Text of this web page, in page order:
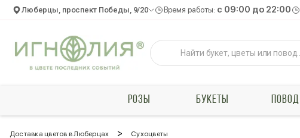
Люберцы, проспект Победы, 9/20 Время работы: c 09:00 до 22:00
РОЗЫ БУКЕТЫ ПОВОД
Доставка цветов в Люберцах > Сухоцветы